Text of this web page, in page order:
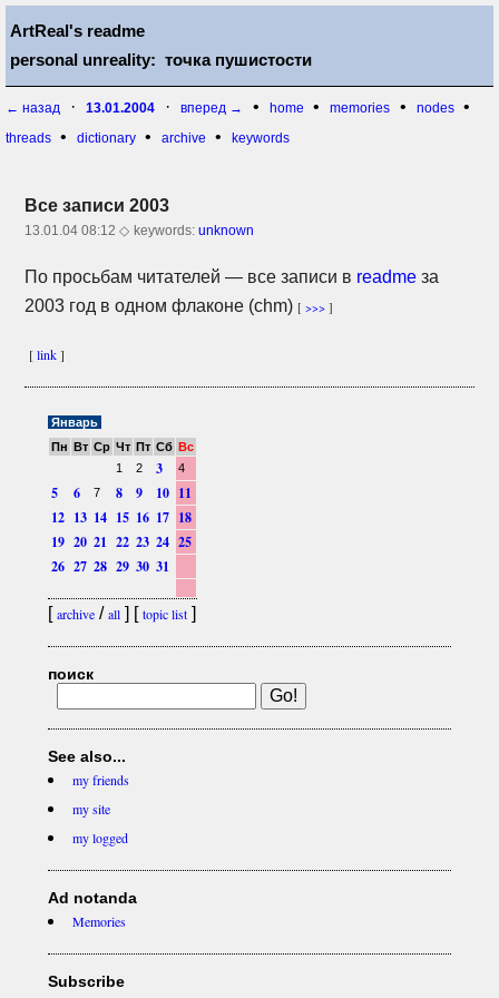
ArtReal's readme
personal unreality: точка пушистости
← назад · 13.01.2004 · вперед → • home • memories • nodes •
threads • dictionary • archive • keywords
Все записи 2003
13.01.04 08:12 ◇ keywords:unknown
По просьбам читателей — все записи в readme за
2003 год в одном флаконе (chm) [>>> ]
[link]
Январь
Пн Вт Ср Чт Пт Сб Вс
1
2 3 4
5 6 7 8 9 10 11
12 13 14 15 16 17 18
19 20 21 22 23 24 25
26 27 28 29 30 31
[archive/all] [topic list]
поиск
See also...
my friends
my site
my logged
Ad notanda
Memories
Subscribe